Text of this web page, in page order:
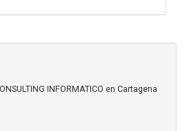
INFORMATICO en Cartagena